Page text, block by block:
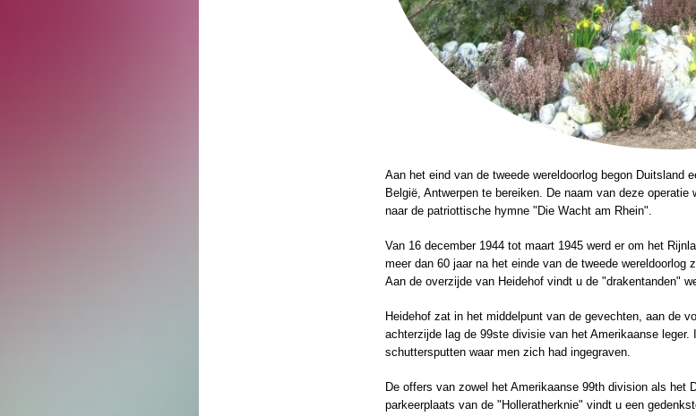
Aan het eind van de tweede wereldoorlog begon Duitsland
België, Antwerpen te bereiken. De naam van deze
naar de patriottische hymne "Die Wacht am Rhein".
Van 16 december 1944 tot maart 1945 werd er om het
meer dan 60 jaar na het einde van de tweede wereldoorlog
Aan de overzijde van Heidehof vindt u de "drakentanden"
Heidehof zat in het middelpunt van de gevechten, aan de
achterzijde lag de 99ste divisie van het Amerikaanse
schuttersputten waar men zich had ingegraven.
De offers van zowel het Amerikaanse 99th division als het
parkeerplaats van de "Holleratherknie" vindt u een